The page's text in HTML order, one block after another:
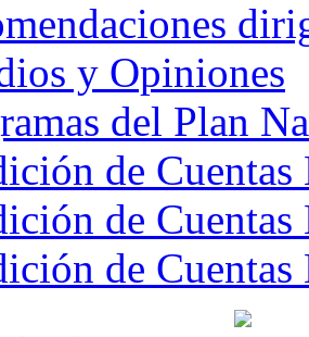
y Opiniones
del Plan
de Cuentas
de Cuentas
de